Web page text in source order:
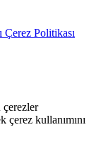
Çerez Politikası
kullanımını